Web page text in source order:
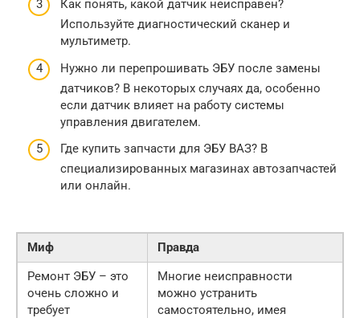
Как понять, какой датчик неисправен?
Используйте диагностический сканер и
мультиметр.
Нужно ли перепрошивать ЭБУ после замены
датчиков? В некоторых случаях да, особенно
если датчик влияет на работу системы
управления двигателем.
Где купить запчасти для ЭБУ ВАЗ? В
специализированных магазинах автозапчастей
или онлайн.
Миф
Правда
Ремонт ЭБУ – это
очень сложно и
требует
Многие неисправности
можно устранить
самостоятельно, имея